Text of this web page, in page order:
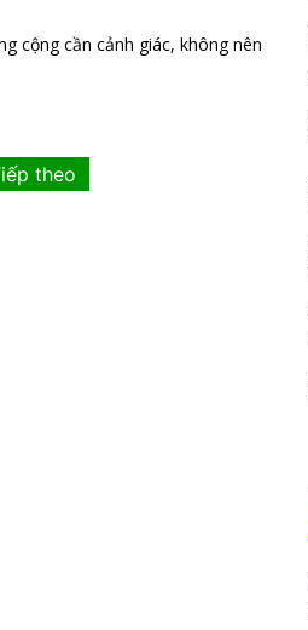
cộng cần cảnh giác, không nên
theo